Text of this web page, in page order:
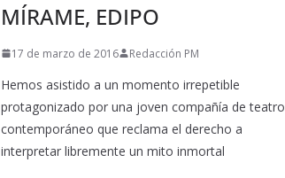
MÍRAME, EDIPO
17 de marzo de 2016 Redacción PM
Hemos asistido a un momento irrepetible
protagonizado por una joven compañía de teatro
contemporáneo que reclama el derecho a
interpretar libremente un mito inmortal